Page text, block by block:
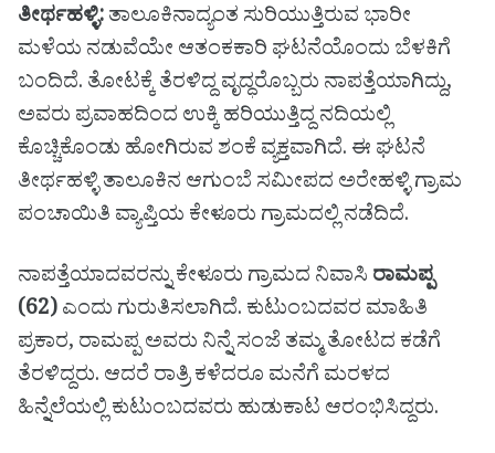
ತೀರ್ಥಹಳ್ಳಿ:ತಾಲೂಕಿನಾದ್ಯಂತ ಸುರಿಯುತ್ತಿರುವ ಭಾರೀ
ಮಳೆಯ ನಡುವೆಯೇ ಆತಂಕಕಾರಿ ಘಟನೆಯೊಂದು ಬೆಳಕಿಗೆ
ಬಂದಿದೆ. ತೋಟಕ್ಕೆ ತೆರಳಿದ್ದ ವೃದ್ಧರೊಬ್ಬರು ನಾಪತ್ತೆಯಾಗಿದ್ದು,
ಅವರು ಪ್ರವಾಹದಿಂದ ಉಕ್ಕಿ ಹರಿಯುತ್ತಿದ್ದ ನದಿಯಲ್ಲಿ
ಕೊಚ್ಚಿಕೊಂಡು ಹೋಗಿರುವ ಶಂಕೆ ವ್ಯಕ್ತವಾಗಿದೆ. ಈ ಘಟನೆ
ತೀರ್ಥಹಳ್ಳಿ ತಾಲೂಕಿನ ಆಗುಂಬೆ ಸಮೀಪದ ಅರೇಹಳ್ಳಿ ಗ್ರಾಮ
ಪಂಚಾಯಿತಿ ವ್ಯಾಪ್ತಿಯ ಕೇಳೂರು ಗ್ರಾಮದಲ್ಲಿ ನಡೆದಿದೆ.
ನಾಪತ್ತೆಯಾದವರನ್ನು ಕೇಳೂರು ಗ್ರಾಮದ ನಿವಾಸಿ ರಾಮಪ್ಪ
(62)ಎಂದು ಗುರುತಿಸಲಾಗಿದೆ. ಕುಟುಂಬದವರ ಮಾಹಿತಿ
ಪ್ರಕಾರ, ರಾಮಪ್ಪ ಅವರು ನಿನ್ನೆ ಸಂಜೆ ತಮ್ಮ ತೋಟದ ಕಡೆಗೆ
ತೆರಳಿದ್ದರು. ಆದರೆ ರಾತ್ರಿ ಕಳೆದರೂ ಮನೆಗೆ ಮರಳದ
ಹಿನ್ನೆಲೆಯಲ್ಲಿ ಕುಟುಂಬದವರು ಹುಡುಕಾಟ ಆರಂಭಿಸಿದ್ದರು.